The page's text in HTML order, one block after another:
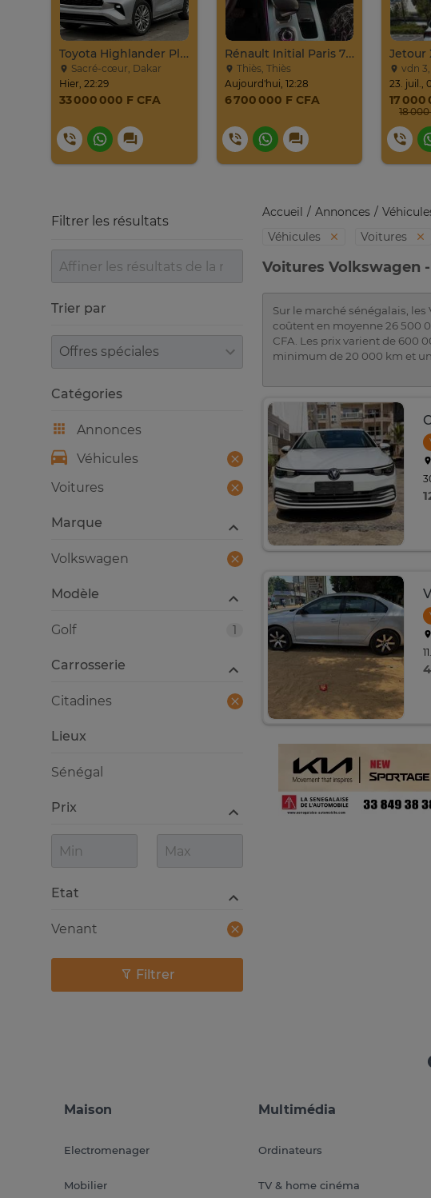
Toyota Highlander Platinium 2023
Sacré-cœur, Dakar
Hier, 22:29
33 000 000 F CFA
Rénault Initial Paris 7 Places Très Propre
Thiès, Thiès
Aujourd'hui, 12:28
6 700 000 F CFA
Jetour
vdn
23. juil.,
17 000
18
Accueil Annonces
Véhicules
Voitures
Voitures Volkswagen
Sur le marché sénégalais, les
coûtent en moyenne 26 500
CFA. Les prix varient de 600
minimum de 20 000 km et
Filtrer les résultats
Trier par
Trier par
Catégories
Annonces
Véhicules
Voitures
Lieux
Sénégal
Prix
Etat
Venant
Marque
Volkswagen
Modèle
1
Golf
Carrosserie
Citadines
Filtrer
Maison
Electromenager
Mobilier
Multimédia
Ordinateurs
TV & home cinéma